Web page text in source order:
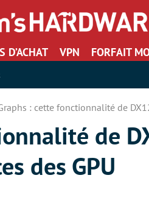
D’ACHAT VPN FORFAIT
: cette fonctionnalité de
de
des GPU